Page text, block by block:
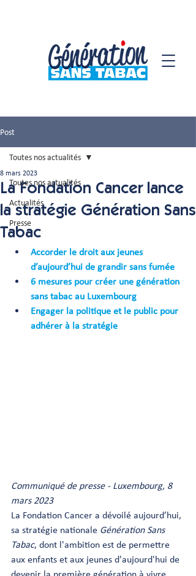
Post
Toutes nos actualités
Actualités
Presse
Toutes nos actualités
La Fondation Cancer lance
la stratégie Génération Sans
Tabac
8 mars 2023
Accorder le droit aux jeunes
d’aujourd’hui de grandir sans fumée
6 mesures pour créer une génération
sans tabac au Luxembourg
Engager la politique et le public pour
adhérer à la stratégie
Communiqué de presse - Luxembourg, 8
mars 2023
La Fondation Cancer a dévoilé aujourd’hui,
sa stratégie nationale Génération Sans
Tabac, dont l'ambition est de permettre
aux enfants et aux jeunes d'aujourd'hui de